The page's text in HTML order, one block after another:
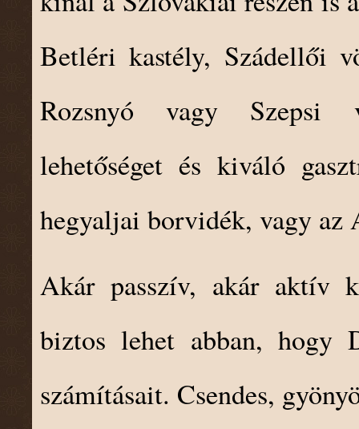
Betléri kastély, Szádellői
Rozsnyó vagy Szepsi
lehetőséget és kiváló
hegyaljai borvidék, vagy az
Akár passzív, akár aktív
biztos lehet abban, hogy
számításait. Csendes,